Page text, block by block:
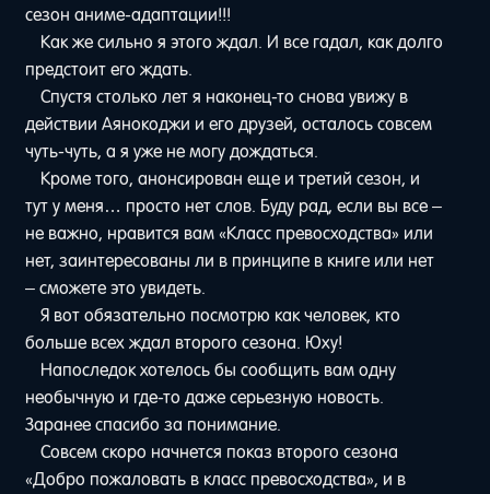
сезон аниме-адаптации!!!
Как же сильно я этого ждал. И все гадал, как долго
предстоит его ждать.
Спустя столько лет я наконец-то снова увижу в
действии Аянокоджи и его друзей, осталось совсем
чуть-чуть, а я уже не могу дождаться.
Кроме того, анонсирован еще и третий сезон, и
тут у меня… просто нет слов. Буду рад, если вы все –
не важно, нравится вам «Класс превосходства» или
нет, заинтересованы ли в принципе в книге или нет
– сможете это увидеть.
Я вот обязательно посмотрю как человек, кто
больше всех ждал второго сезона. Юху!
Напоследок хотелось бы сообщить вам одну
необычную и где-то даже серьезную новость.
Заранее спасибо за понимание.
Совсем скоро начнется показ второго сезона
«Добро пожаловать в класс превосходства», и в